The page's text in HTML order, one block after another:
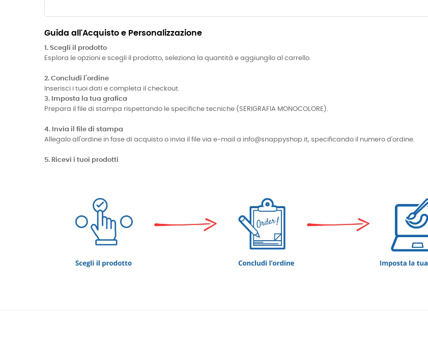
Guida all'Acquisto e Personalizzazione
1. Scegli il prodotto
Esplora le opzioni e scegli il prodotto, seleziona la quantità e aggiungilo al carrello.
2. Concludi l'ordine
Inserisci i tuoi dati e completa il checkout.
3. Imposta la tua grafica
Prepara il file di stampa rispettando le specifiche tecniche (SERIGRAFIA MONOCOLORE).
4. Invia il file di stampa
Allegalo all'ordine in fase di acquisto o invia il file via e-mail a info@snappyshop.it, specificando il numero d'ordine.
5. Ricevi i tuoi prodotti